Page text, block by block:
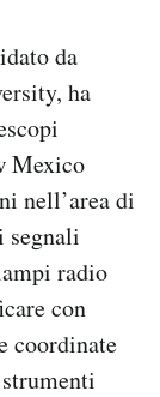
da
ha
Mexico
nell’area di
segnali
radio
con
coordinate